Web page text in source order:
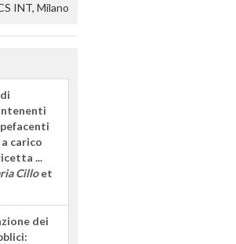
INT, Milano
carico
...
Cilloet
dei